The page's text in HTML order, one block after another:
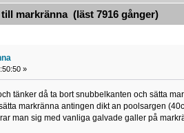
markränna (läst 7916 gånger)
»
tänker då ta bort snubbelkanten och sätta
markränna antingen dikt an poolsargen
man sig med vanliga galvade galler på